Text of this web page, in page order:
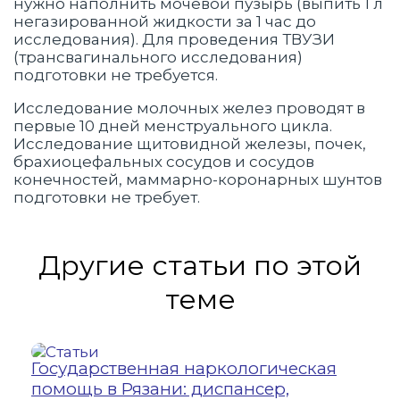
нужно наполнить мочевой пузырь (выпить 1 л
негазированной жидкости за 1 час до
исследования). Для проведения ТВУЗИ
(трансвагинального исследования)
подготовки не требуется.
Исследование молочных желез проводят в
первые 10 дней менструального цикла.
Исследование щитовидной железы, почек,
брахиоцефальных сосудов и сосудов
конечностей, маммарно-коронарных шунтов
подготовки не требует.
Другие статьи по этой
теме
Государственная наркологическая
помощь в Рязани: диспансер,